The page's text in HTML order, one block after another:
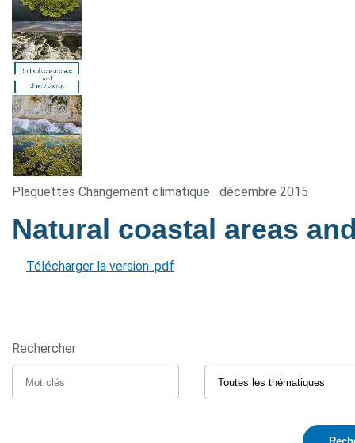
Plaquettes Changement climatique décembre 2015
Natural coastal areas
Télécharger la version .pdf
Rechercher